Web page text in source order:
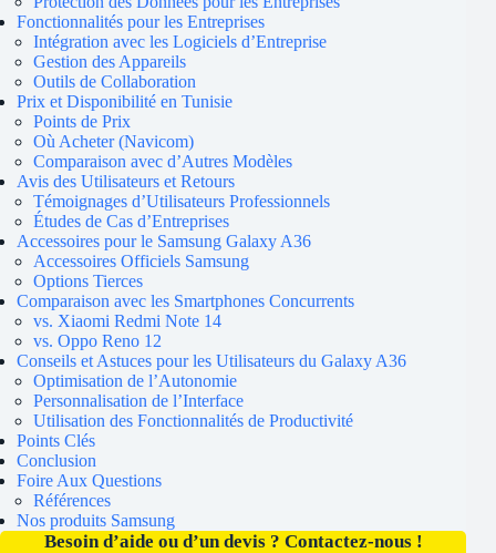
Fonctionnalités pour les Entreprises
Intégration avec les Logiciels d’Entreprise
Gestion des Appareils
Outils de Collaboration
Prix et Disponibilité en Tunisie
Points de Prix
Où Acheter (Navicom)
Comparaison avec d’Autres Modèles
Avis des Utilisateurs et Retours
Témoignages d’Utilisateurs Professionnels
Études de Cas d’Entreprises
Accessoires pour le Samsung Galaxy A36
Accessoires Officiels Samsung
Options Tierces
Comparaison avec les Smartphones Concurrents
vs. Xiaomi Redmi Note 14
vs. Oppo Reno 12
Conseils et Astuces pour les Utilisateurs du Galaxy A36
Optimisation de l’Autonomie
Personnalisation de l’Interface
Utilisation des Fonctionnalités de Productivité
Points Clés
Conclusion
Foire Aux Questions
Références
Nos produits Samsung
Besoin d’aide ou d’un devis ? Contactez-nous !